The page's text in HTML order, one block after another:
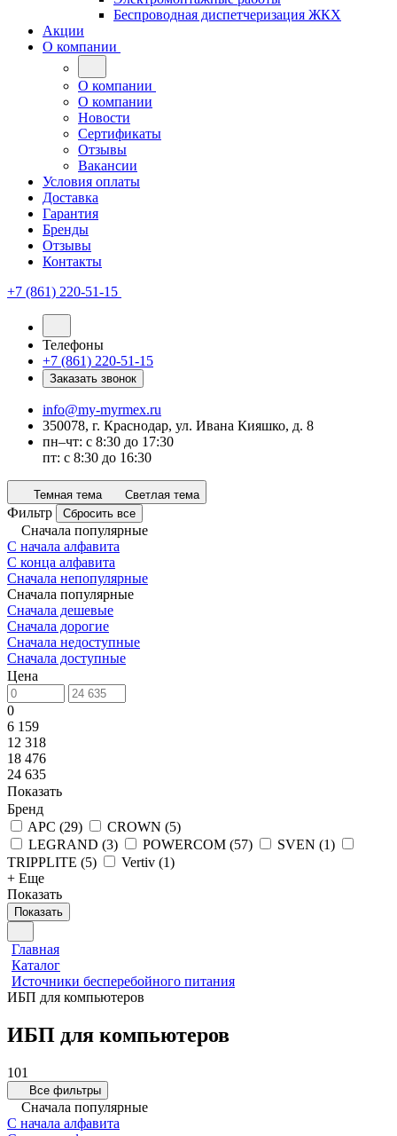
Беспроводная диспетчеризация ЖКХ
Акции
О компании
О компании
О компании
Новости
Сертификаты
Отзывы
Вакансии
Условия оплаты
Доставка
Гарантия
Бренды
Отзывы
Контакты
+7 (861) 220-51-15
Телефоны
+7 (861) 220-51-15
Заказать звонок
info@my-myrmex.ru
350078, г. Краснодар, ул. Ивана Кияшко, д. 8
пн–чт: с 8:30 до 17:30
пт: с 8:30 до 16:30
Темная тема Светлая тема
Фильтр Сбросить все
Сначала популярные
С начала алфавита
С конца алфавита
Сначала непопулярные
Сначала популярные
Сначала дешевые
Сначала дорогие
Сначала недоступные
Сначала доступные
Цена
0
6 159
12 318
18 476
24 635
Показать
Бренд
APC (29) CROWN (5)
LEGRAND (3) POWERCOM (57) SVEN (1)
TRIPPLITE (5) Vertiv (1)
+ Еще
Показать
Показать
Главная
Каталог
Источники бесперебойного питания
ИБП для компьютеров
ИБП для компьютеров
101
Все фильтры
Сначала популярные
С начала алфавита